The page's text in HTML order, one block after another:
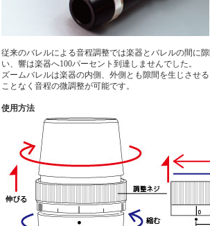
従来のバレルによる音程調整では楽器とバレルの間に
い、響は楽器へ100パーセント到達しませんでした。
ズームバレルは楽器の内側、外側とも隙間を生じさせ
ことなく音程の微調整が可能です。
使用方法